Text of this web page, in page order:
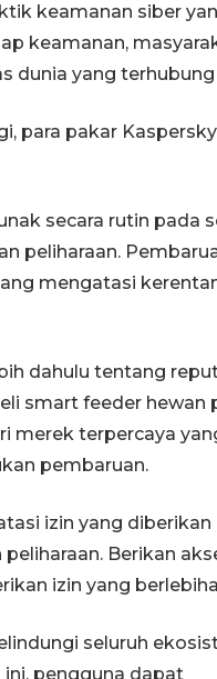
keamanan siber
keamanan,
dunia yang terhubung
para pakar Kaspersky
secara rutin pada
peliharaan.
mengatasi
dahulu tentang
smart feeder hewan
merek terpercaya
pembaruan.
izin yang
Berikan
izin yang
seluruh
pengguna dapat